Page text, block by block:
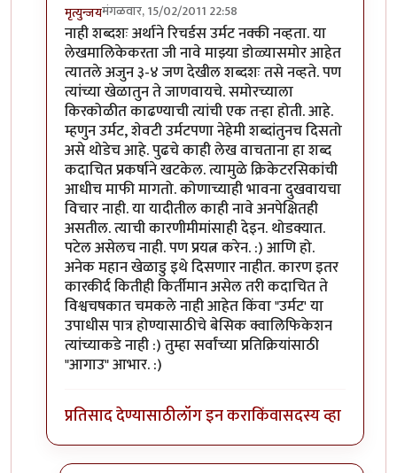
मृत्युन्जयमंगळवार, 15/02/2011 22:58
In reply toसुंदर लेख, पुढील भागांची उत्सुकताby
नाही शब्दशः अर्थाने रिचर्डस उर्मट नक्की नव्हता. या
लेखमालिकेकरता जी नावे माझ्या डोळ्यासमोर आहेत
त्यातले अजुन ३-४ जण देखील शब्दशः तसे नव्हते. पण
त्यांच्या खेळातुन ते जाणवायचे. समोरच्याला
किरकोळीत काढण्याची त्यांची एक तर्‍हा होती. आहे.
म्हणुन उर्मट, शेवटी उर्मटपणा नेहेमी शब्दांतुनच दिसतो
असे थोडेच आहे. पुढचे काही लेख वाचताना हा शब्द
कदाचित प्रकर्षाने खटकेल. त्यामुळे क्रिकेटरसिकांची
आधीच माफी मागतो. कोणाच्याही भावना दुखवायचा
विचार नाही. या यादीतील काही नावे अनपेक्षितही
असतील. त्याची कारणीमीमांसाही देइन. थोडक्यात.
पटेल असेलच नाही. पण प्रयत्न करेन. :) आणि हो.
अनेक महान खेळाडु इथे दिसणार नाहीत. कारण इतर
कारकीर्द कितीही किर्तीमान असेल तरी कदाचित ते
विश्वचषकात चमकले नाही आहेत किंवा "उर्मट' या
उपाधीस पात्र होण्यासाठीचे बेसिक क्वालिफिकेशन
त्यांच्याकडे नाही :) तुम्हा सर्वांच्या प्रतिक्रियांसाठी
"आगाउ" आभार. :)
प्रतिसाद देण्यासाठीलॉग इन कराकिंवासदस्य व्हा